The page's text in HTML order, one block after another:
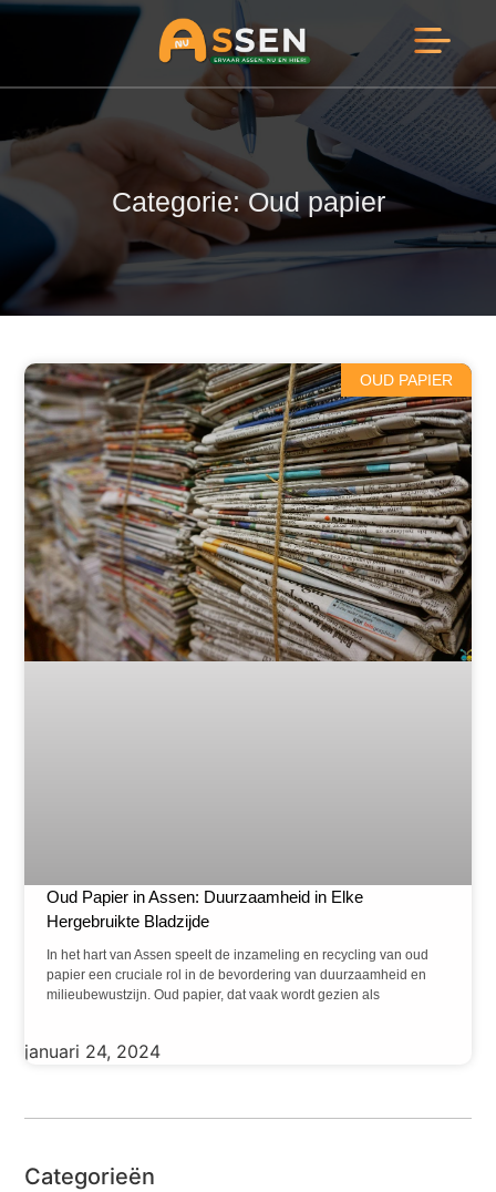
Categorie: Oud papier
Categorieën
OUD PAPIER
Oud Papier in Assen: Duurzaamheid in Elke
Hergebruikte Bladzijde
In het hart van Assen speelt de inzameling en recycling van oud
papier een cruciale rol in de bevordering van duurzaamheid en
milieubewustzijn. Oud papier, dat vaak wordt gezien als
januari 24, 2024